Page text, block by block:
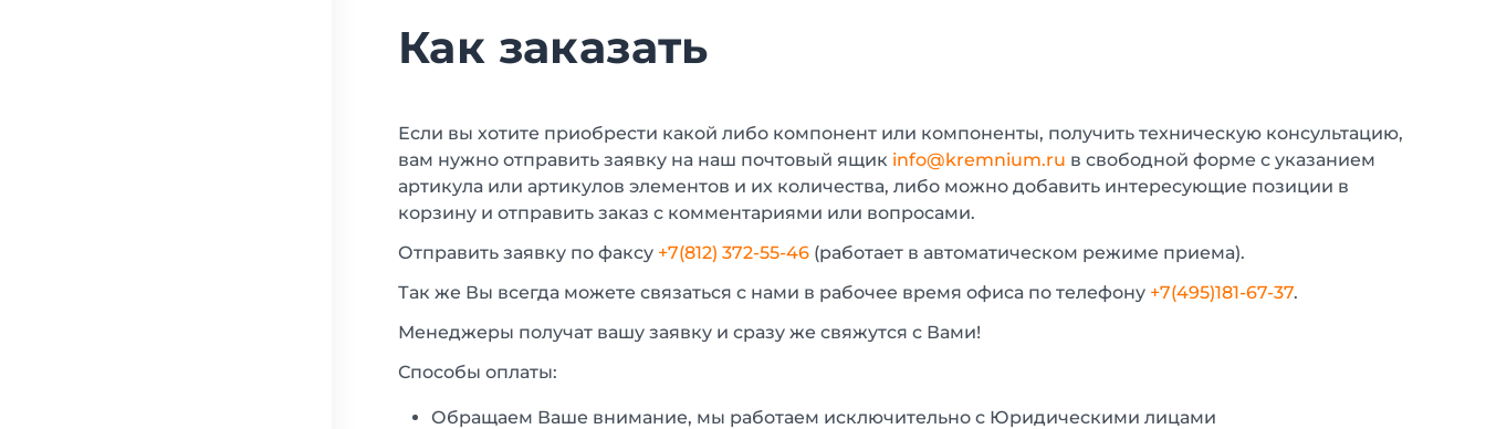
Как заказать
Если вы хотите приобрести какой либо компонент или компоненты, получить техническую консультацию,
вам нужно отправить заявку на наш почтовый ящик info@kremnium.ru в свободной форме с указанием
артикула или артикулов элементов и их количества, либо можно добавить интересующие позиции в
корзину и отправить заказ с комментариями или вопросами.
Отправить заявку по факсу +7(812) 372-55-46 (работает в автоматическом режиме приема).
Так же Вы всегда можете связаться с нами в рабочее время офиса по телефону +7(495)181-67-37.
Менеджеры получат вашу заявку и сразу же свяжутся с Вами!
Способы оплаты:
Обращаем Ваше внимание, мы работаем исключительно с Юридическими лицами